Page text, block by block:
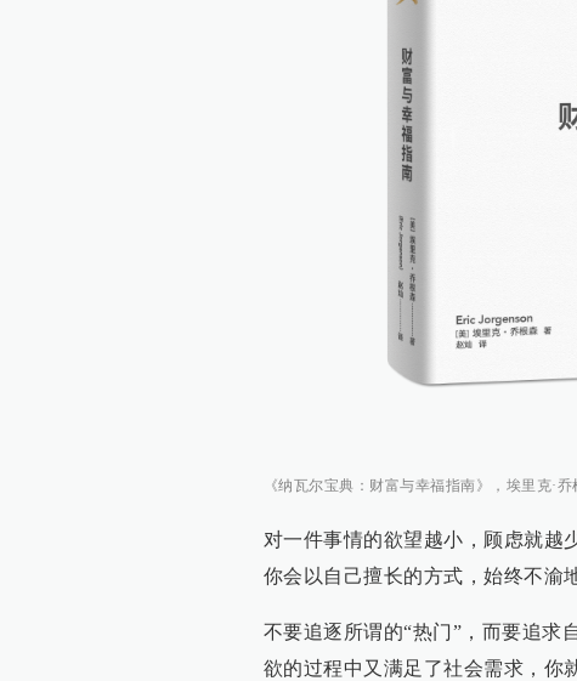
《纳瓦尔宝典：财富与幸福指南》，埃里克·
对一件事情的欲望越小，顾虑就越
你会以自己擅长的方式，始终不渝
不要追逐所谓的“热门”，而要追求
欲的过程中又满足了社会需求，你